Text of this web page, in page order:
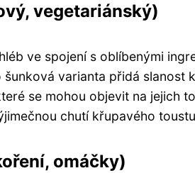
vegetariánský)
ve spojení s oblíbenými
varianta přidá slanost
se mohou objevit na jejich
chutí křupavého
omáčky)